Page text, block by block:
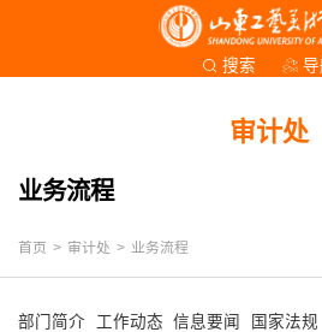
搜索
审计处
业务流程
首页 > 审计处 > 业务流程
部门简介 工作动态 信息要闻 国家法规